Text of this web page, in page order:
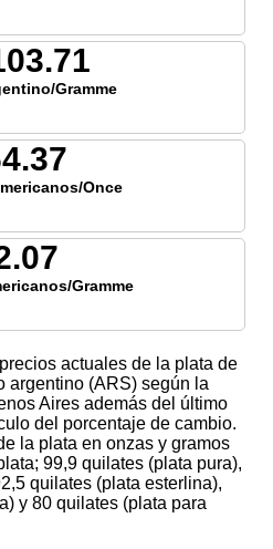
Gramme
Once
Gramme
actuales de la plata de
argentino (ARS) según la
Aires además del último
del porcentaje de cambio.
la plata en onzas y gramos
99,9 quilates (plata pura),
quilates (plata esterlina),
y 80 quilates (plata para